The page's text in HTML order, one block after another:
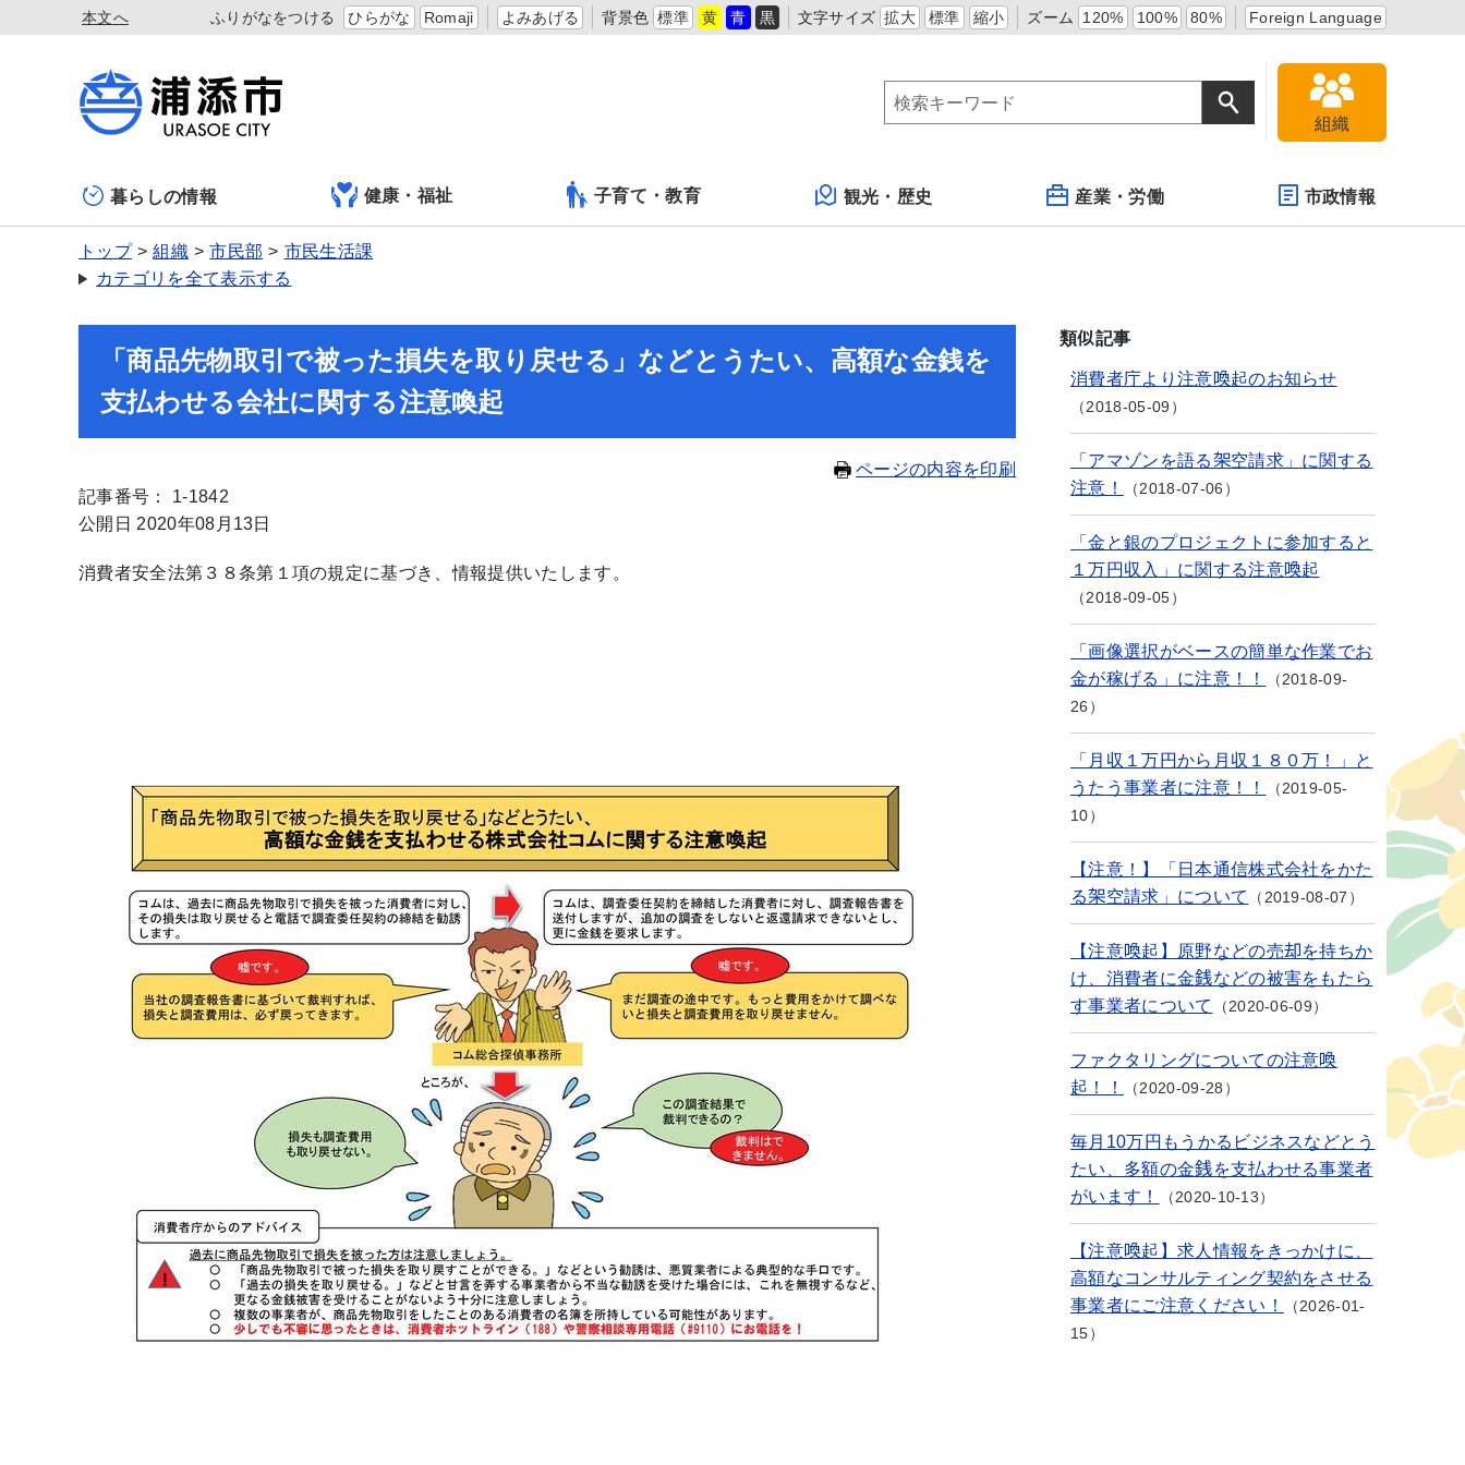
本文へ ふりがなをつける ひらがな Romaji よみあげる 背景色 標準 黄 青 黒 文字サイズ 拡大 標準 縮小 ズーム 120% 100% 80% Foreign Language
組織
暮らしの情報 健康・福祉 子育て・教育 観光・歴史 産業・労働 市政情報
トップ 組織 市民部
市民生活課
カテゴリを全て表示する
「商品先物取引で被った損失を取り戻せる」などとうたい、高額な金銭を
支払わせる会社に関する注意喚起
ページの内容を印刷
記事番号： 1-1842
公開日 2020年08月13日
消費者安全法第３８条第１項の規定に基づき、情報提供いたします。
類似記事
消費者庁より注意喚起のお知らせ
2018-05-09
「アマゾンを語る架空請求」に関する
注意！
2018-07-06
「金と銀のプロジェクトに参加すると
１万円収入」に関する注意喚起
2018-09-05
「画像選択がベースの簡単な作業でお
金が稼げる」に注意！！
2018-09-
26
「月収１万円から月収１８０万！」と
うたう事業者に注意！！
2019-05-
10
【注意！】「日本通信株式会社をかた
る架空請求」について
2019-08-07
【注意喚起】原野などの売却を持ちか
け、消費者に金銭などの被害をもたら
す事業者について
2020-06-09
ファクタリングについての注意喚
起！！
2020-09-28
毎月10万円もうかるビジネスなどとう
たい、多額の金銭を支払わせる事業者
がいます！
2020-10-13
【注意喚起】求人情報をきっかけに、
高額なコンサルティング契約をさせる
事業者にご注意ください！
2026-01-
15